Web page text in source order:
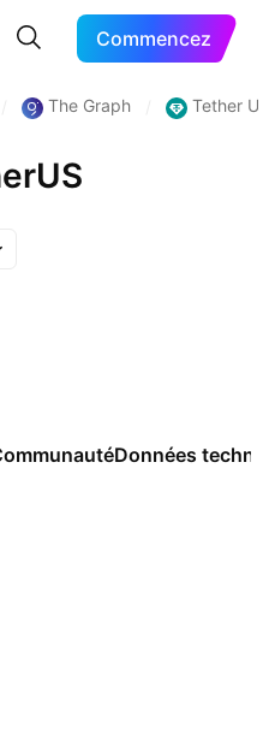
Commencez
The Graph Tether
Données